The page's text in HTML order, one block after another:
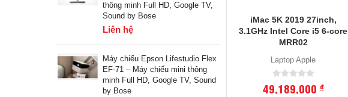
thông minh Full HD, Google TV,
Sound by Bose
Liên hệ
Máy chiếu Epson Lifestudio Flex
EF-71 – Máy chiếu mini thông
minh Full HD, Google TV, Sound
by Bose
iMac 5K 2019 27inch,
3.1GHz Intel Core i5 6-core
MRR02
Laptop Apple
49,189,000 đ